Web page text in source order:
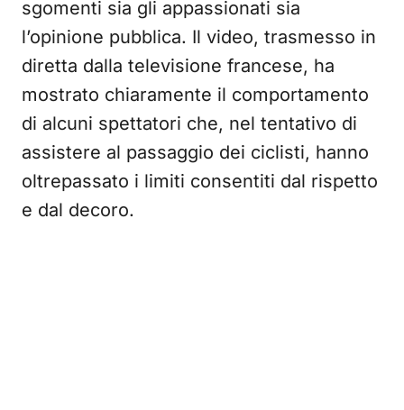
sgomenti sia gli appassionati sia
l’opinione pubblica. Il video, trasmesso in
diretta dalla televisione francese, ha
mostrato chiaramente il comportamento
di alcuni spettatori che, nel tentativo di
assistere al passaggio dei ciclisti, hanno
oltrepassato i limiti consentiti dal rispetto
e dal decoro.